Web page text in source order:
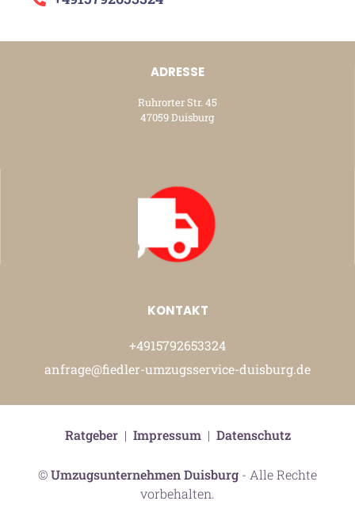
ADRESSE
Ruhrorter Str. 45
47059 Duisburg
KONTAKT
+4915792653324
anfrage@fiedler-umzugsservice-duisburg.de
©Umzugsunternehmen Duisburg - Alle Rechte
vorbehalten.
Ratgeber| Impressum| Datenschutz